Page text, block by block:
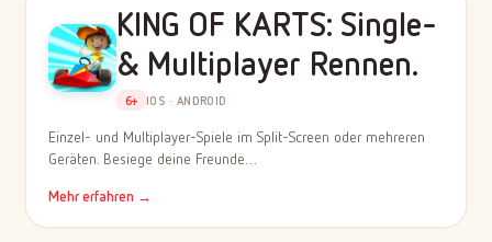
KING OF KARTS: Single-
& Multiplayer Rennen.
6+ IOS · ANDROID
Einzel- und Multiplayer-Spiele im Split-Screen oder mehreren
Geräten. Besiege deine Freunde…
Mehr erfahren →